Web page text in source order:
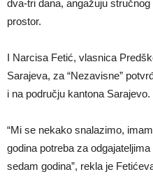
dva-tri dana, angažuju
prostor.
I Narcisa Fetić, vlasnica
Sarajeva, za “Nezavisne”
i na području kantona Sarajevo.
“Mi se nekako snalazimo,
godina potreba za
sedam godina”, rekla je